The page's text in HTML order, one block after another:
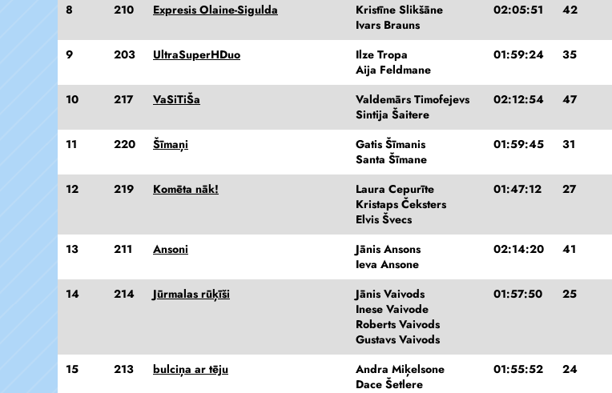
8 210 Expresis Olaine-Sigulda
Kristīne Slikšāne
Ivars Brauns
02:05:51 42
9 203 UltraSuperHDuo
Ilze Tropa
Aija Feldmane
01:59:24 35
10 217 VaSiTiŠa
Valdemārs Timofejevs
Sintija Šaitere
02:12:54 47
11 220 Šīmaņi
Gatis Šīmanis
Santa Šīmane
01:59:45 31
12 219 Komēta nāk!
Laura Cepurīte
Kristaps Čeksters
Elvis Švecs
01:47:12 27
13 211 Ansoni
Jānis Ansons
Ieva Ansone
02:14:20 41
14 214 Jūrmalas rūķīši
Jānis Vaivods
Inese Vaivode
Roberts Vaivods
Gustavs Vaivods
01:57:50 25
15 213 bulciņa ar tēju
Andra Miķelsone
Dace Šetlere
01:55:52 24